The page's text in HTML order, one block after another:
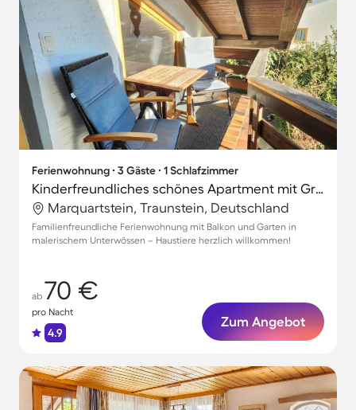
Ferienwohnung ∙ 3 Gäste ∙ 1 Schlafzimmer
Kinderfreundliches schönes Apartment mit Grill und Garten | Haustiere sind willkommen
Marquartstein, Traunstein, Deutschland
Familienfreundliche Ferienwohnung mit Balkon und Garten in
malerischem Unterwössen – Haustiere herzlich willkommen!
ab 70 €
pro Nacht
4.9
Zum Angebot